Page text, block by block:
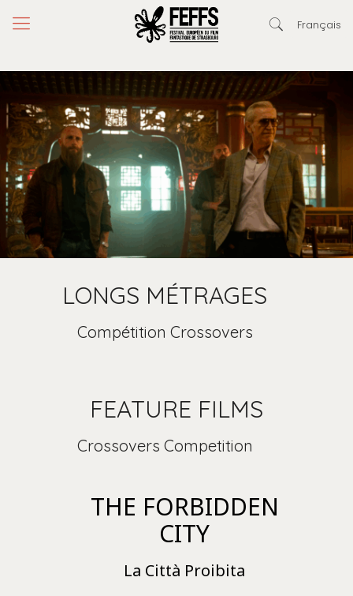
Français
LONGS MÉTRAGES
Compétition Crossovers
FEATURE FILMS
Crossovers Competition
THE FORBIDDEN
CITY
La Città Proibita